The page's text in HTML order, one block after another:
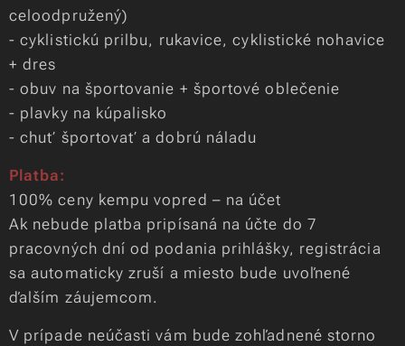
celoodpružený)
- cyklistickú prilbu, rukavice, cyklistické nohavice
+ dres
- obuv na športovanie + športové oblečenie
- plavky na kúpalisko
- chuť športovať a dobrú náladu
Platba:
100% ceny kempu vopred – na účet
Ak nebude platba pripísaná na účte do 7
pracovných dní od podania prihlášky, registrácia
sa automaticky zruší a miesto bude uvoľnené
ďalším záujemcom.
V prípade neúčasti vám bude zohľadnené storno